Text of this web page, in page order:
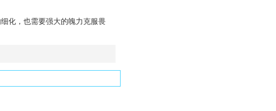
化，也需要强大的魄力克服畏